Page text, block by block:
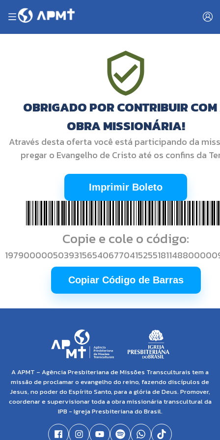
OBRIGADO POR CONTRIBUIR
OBRA MISSIONÁRIA!
Através desta oferta você está participando da
pregar o Evangelho de Cristo até os confins da
Imprimir Boleto
Copie e cole o código:
Copiar Código de Barras
A APMT – Agência Presbiteriana de Missões Transculturais tem a
missão de proclamar o evangelho do reino, fazendo discípulos de
Jesus, no poder do Espírito Santo, para a glória de Deus. Promover,
coordenar e supervisionar toda a obra missionária transcultural da
IPB - Igreja Presbiteriana do Brasil.